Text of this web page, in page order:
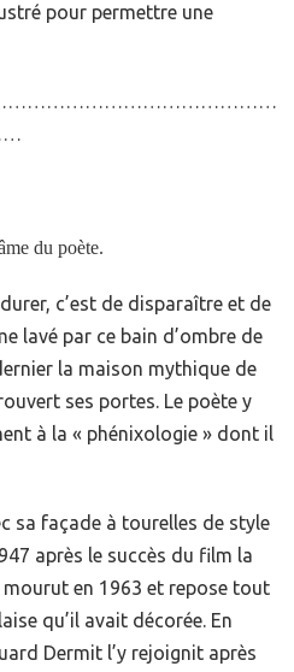
pour permettre une
du poète.
c’est de disparaître et de
lavé par ce bain d’ombre de
la maison mythique de
ses portes. Le poète y
à la « phénixologie » dont il
sa façade à tourelles de style
après le succès du film la
mourut en 1963 et repose tout
qu’il avait décorée. En
Dermit l’y rejoignit après